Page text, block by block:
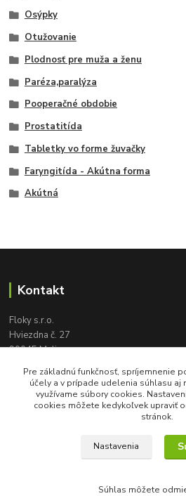
Osýpky
Otužovanie
Plodnosť pre muža a ženu
Paréza,paralýza
Pooperačné obdobie
Prostatitída
Tabletky vo forme žuvačky
Faryngitída - Akútna forma
Akútná
Kontakt
Floky s.r.o.
Hviezdna č. 27
90045 Malinovo
+421 905 617 131
floky2004@gmail.com
Pre základnú funkčnosť, spríjemnenie
účely a v prípade udelenia súhlasu aj
využívame súbory cookies.
cookies môžete kedykoľvek upraviť
stránok.
Nastavenia
Súhlas môžete